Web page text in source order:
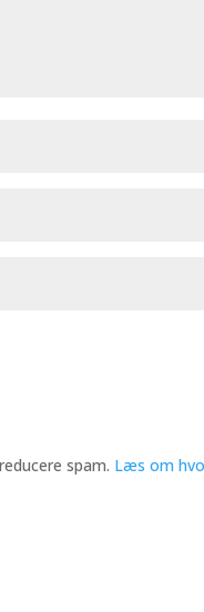
spam. Læs om